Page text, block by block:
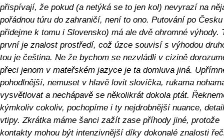
přispívají, že pokud (a netýká se to jen kol) nevyrazí na
pořádnou túru do zahraničí, není to ono. Putování po
přidejme k tomu i Slovensko) má ale dvě ohromné výhody.
první je znalost prostředí, což úzce souvisí s výhodou
tou je čeština. Ne že bychom se nezvládli v cizině
přeci jenom v mateřském jazyce je ta domluva jiná.
pohodlnější, nemuset v hlavě lovit slovíčka, rukama
vysvětlovat a nechápavě se několikrát dokola ptát.
kýmkoliv cokoliv, pochopíme i ty nejdrobnější nuance,
vtipy. Zkrátka máme šanci zažít zase příhody jiné, protože
kontakty mohou být intenzivnější díky dokonalé znalosti